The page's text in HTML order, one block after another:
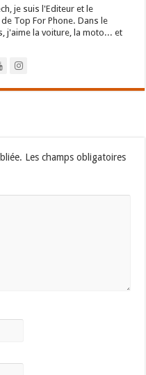
je suis l'Editeur et le
Top For Phone. Dans le
j'aime la voiture, la moto... et
Les champs obligatoires